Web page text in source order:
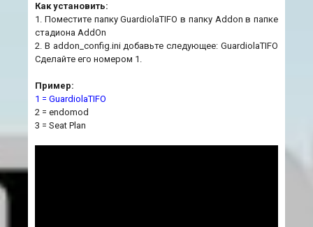
Как установить:
1. Поместите папку GuardiolaTIFO в папку Addon в папке
стадиона AddOn
2. В addon_config.ini добавьте следующее: GuardiolaTIFO
Сделайте его номером 1.
Пример:
1 = GuardiolaTIFO
2 = endomod
3 = Seat Plan